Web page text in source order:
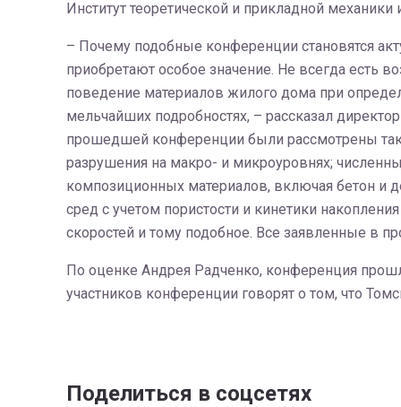
Институт теоретической и прикладной
– Почему подобные конференции становятся
приобретают особое значение. Не всегда есть
поведение материалов жилого дома при
мельчайших подробностях, – рассказал
прошедшей конференции были рассмотрены
разрушения на макро- и микроуровнях;
композиционных материалов, включая бетон и
сред с учетом пористости и кинетики
скоростей и тому подобное. Все заявленные в
По оценке Андрея Радченко, конференция
участников конференции говорят о том, что
Поделиться в соцсетях